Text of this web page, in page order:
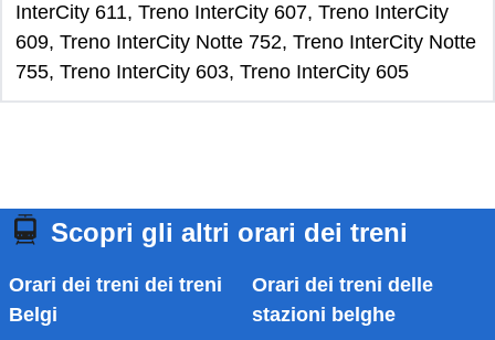
InterCity 611, Treno InterCity 607, Treno InterCity
609, Treno InterCity Notte 752, Treno InterCity Notte
755, Treno InterCity 603, Treno InterCity 605
Scopri gli altri orari dei treni
Orari dei treni dei treni
Belgi
Orari dei treni delle
stazioni belghe